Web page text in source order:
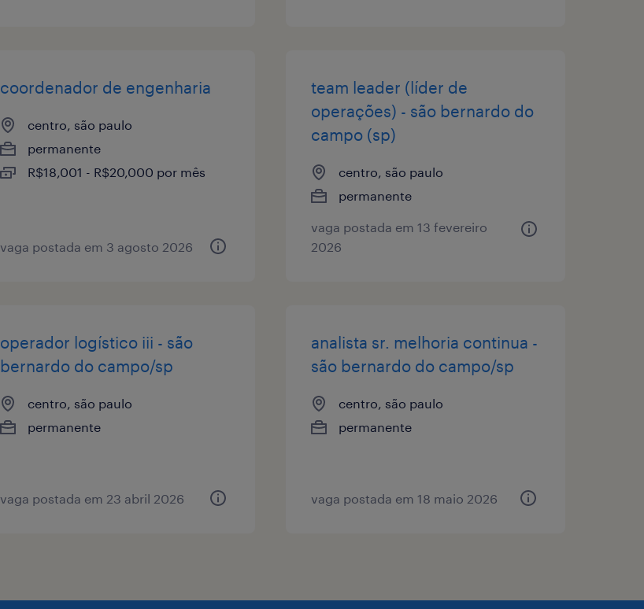
coordenador de engenharia
centro, são paulo
permanente
R$18,001 - R$20,000 por mês
vaga postada em 3 agosto 2026
team leader (líder de
operações) - são bernardo do
campo (sp)
centro, são paulo
permanente
vaga postada em 13 fevereiro
2026
operador logístico iii - são
bernardo do campo/sp
centro, são paulo
permanente
vaga postada em 23 abril 2026
analista sr. melhoria continua -
são bernardo do campo/sp
centro, são paulo
permanente
vaga postada em 18 maio 2026